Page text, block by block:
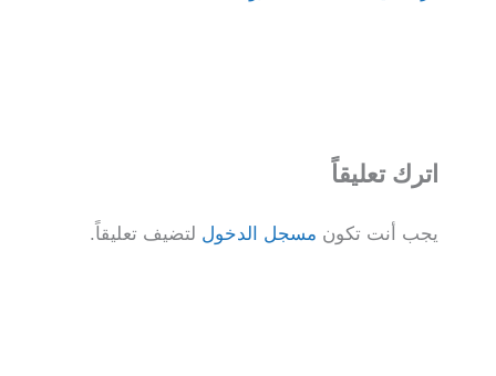
اترك تعليقاً
يجب أنت تكون مسجل الدخول لتضيف تعليقاً.